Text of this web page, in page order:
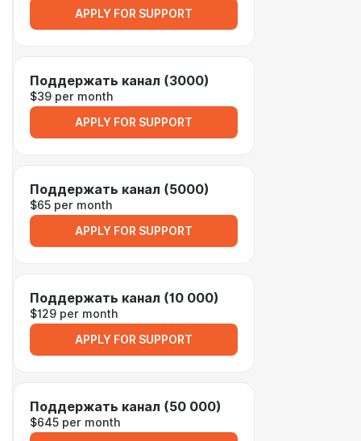
APPLY FOR SUPPORT
Поддержать канал (3000)
$39 per month
APPLY FOR SUPPORT
Поддержать канал (5000)
$65 per month
APPLY FOR SUPPORT
Поддержать канал (10 000)
$129 per month
APPLY FOR SUPPORT
Поддержать канал (50 000)
$645 per month